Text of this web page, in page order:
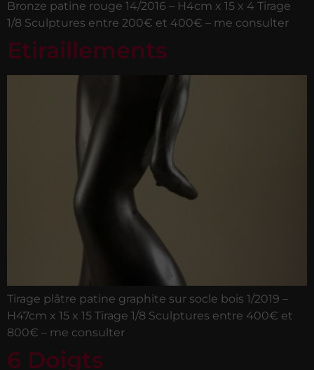
Bronze patine rouge 14/2016 – H4cm x 15 x 4 Tirage
1/8 Sculptures entre 200€ et 400€ – me consulter
Etiraillements
Tirage plâtre patine graphite sur socle bois 1/2019 –
H47cm x 15 x 15 Tirage 1/8 Sculptures entre 400€ et
800€ – me consulter
6 Doigts